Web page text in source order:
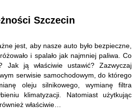
Szczecin
jest, aby nasze auto było bezpieczne,
i spalało jak najmniej paliwa. Co
Jak ją właściwie ustawić? Zazwyczaj
serwisie samochodowym, do którego
oleju silnikowego, wymianę filtra
klimatyzacji. Natomiast użytkując
właściwie…